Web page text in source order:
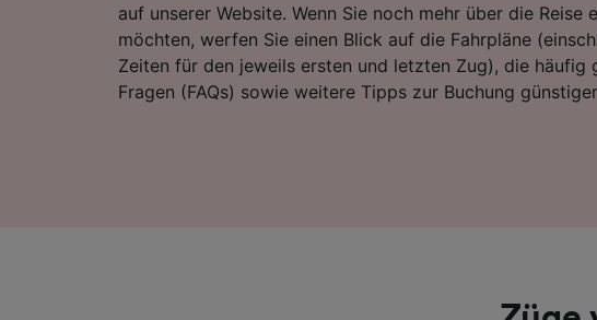
auf unserer Website. Wenn Sie noch mehr über die Reise
möchten, werfen Sie einen Blick auf die Fahrpläne
Zeiten für den jeweils ersten und letzten Zug), die häufig
Fragen (FAQs) sowie weitere Tipps zur Buchung